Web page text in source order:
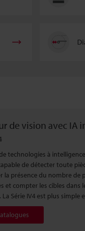
de vision avec IA
technologies à
de détecter toute
la présence du nombre de
et compter les cibles dans
La Série IV4 est plus simple